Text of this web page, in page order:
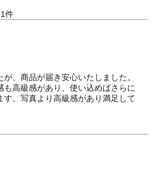
1
、商品が届き安心いたしました。
高級感があり、使い込めばさらに
す。写真より高級感があり満足して